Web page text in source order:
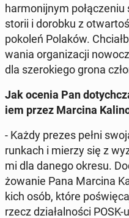
har­mo­nij­nym
sto­rii i dorobku z
pokoleń Polaków.
wa­nia or­ga­ni­za­cji
dla sze­ro­kie­go grona
Jak ocenia Pan
iem przez Marcina
- Każdy prezes pełni
run­kach i mierzy się z
mi dla danego okresu.
żo­wa­nie Pana Marcina
kich osób, które
rzecz dzia­łal­no­ści POSK-